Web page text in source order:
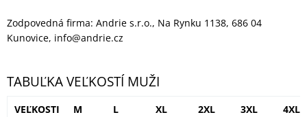
Zodpovedná firma: Andrie s.r.o., Na Rynku 1138, 686 04
Kunovice, info@andrie.cz
TABUĽKA VEĽKOSTÍ MUŽI
VEĽKOSTI M L XL 2XL 3XL 4XL